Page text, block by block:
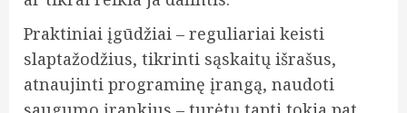
Praktiniai įgūdžiai – reguliariai keisti
slaptažodžius, tikrinti sąskaitų išrašus,
atnaujinti programinę įrangą, naudoti